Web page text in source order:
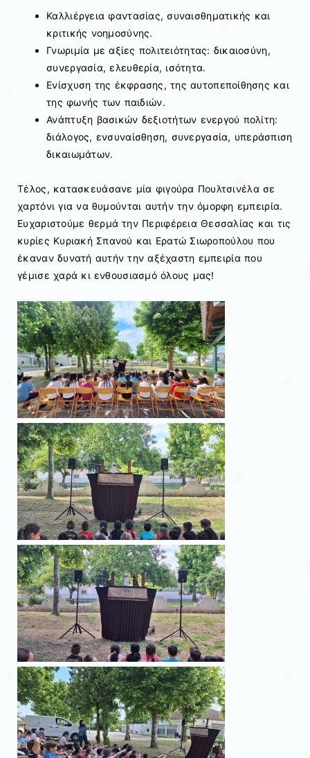
Καλλιέργεια φαντασίας, συναισθηματικής και
κριτικής νοημοσύνης.
Γνωριμία με αξίες πολιτειότητας: δικαιοσύνη,
συνεργασία, ελευθερία, ισότητα.
Ενίσχυση της έκφρασης, της αυτοπεποίθησης και
της φωνής των παιδιών.
Ανάπτυξη βασικών δεξιοτήτων ενεργού πολίτη:
διάλογος, ενσυναίσθηση, συνεργασία, υπεράσπιση
δικαιωμάτων.
Τέλος, κατασκευάσανε μία φιγούρα Πουλτσινέλα σε
χαρτόνι για να θυμούνται αυτήν την όμορφη εμπειρία.
Ευχαριστούμε θερμά την Περιφέρεια Θεσσαλίας και τις
κυρίες Κυριακή Σπανού και Ερατώ Σιωροπούλου που
έκαναν δυνατή αυτήν την αξέχαστη εμπειρία που
γέμισε χαρά κι ενθουσιασμό όλους μας!